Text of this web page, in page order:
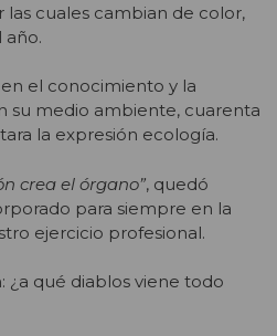
las cuales cambian de color,
año.
el conocimiento y la
su medio ambiente, cuarenta
la expresión ecología.
crea el órgano”, quedó
para siempre en la
ejercicio profesional.
¿a qué diablos viene todo